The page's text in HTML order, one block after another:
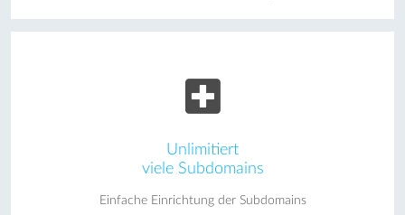
Unlimitiert
viele Subdomains
Einfache Einrichtung der Subdomains